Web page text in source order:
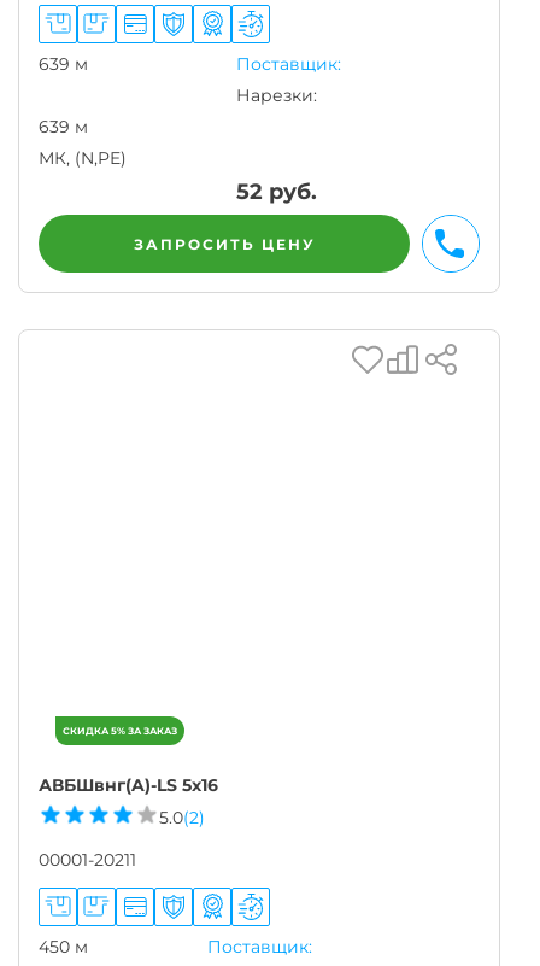
639 м
Поставщик:
Нарезки:
639 м
МК, (N,PE)
52 руб.
ЗАПРОСИТЬ ЦЕНУ
АВБШвнг(A)-LS 5х16
5.0(2)
00001-20211
450 м
Поставщик: